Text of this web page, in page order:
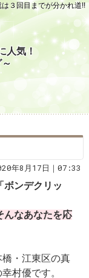
３回目までが分かれ道!!
人気！
年8月17日｜07:33
ボンデクリッ
んなあなたを応
・江東区の真
村優です。